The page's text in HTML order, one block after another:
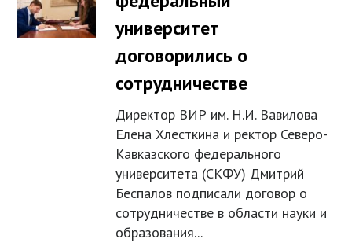
университет
договорились о
сотрудничестве
Директор ВИР им. Н.И. Вавилова
Елена Хлесткина и ректор Северо-
Кавказского федерального
университета (СКФУ) Дмитрий
Беспалов подписали договор о
сотрудничестве в области науки и
образования...